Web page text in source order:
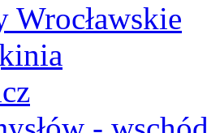
Wrocławskie